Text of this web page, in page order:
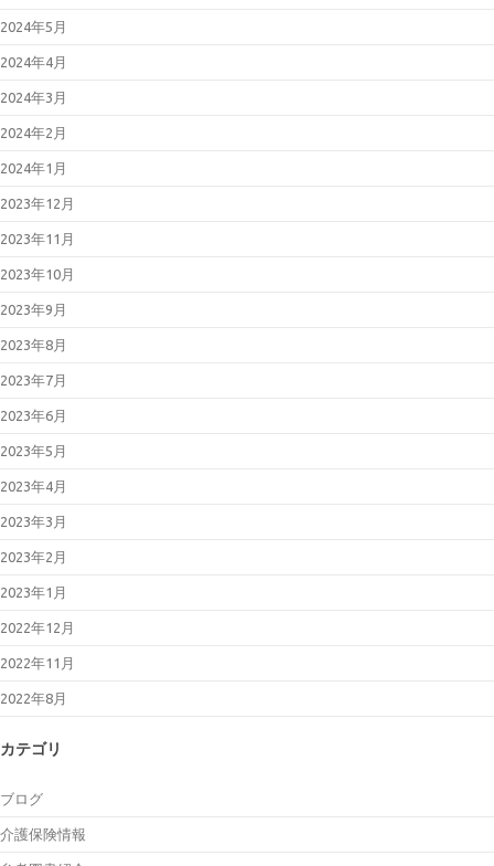
2024年5月
2024年4月
2024年3月
2024年2月
2024年1月
2023年12月
2023年11月
2023年10月
2023年9月
2023年8月
2023年7月
2023年6月
2023年5月
2023年4月
2023年3月
2023年2月
2023年1月
2022年12月
2022年11月
2022年8月
カテゴリ
ブログ
介護保険情報